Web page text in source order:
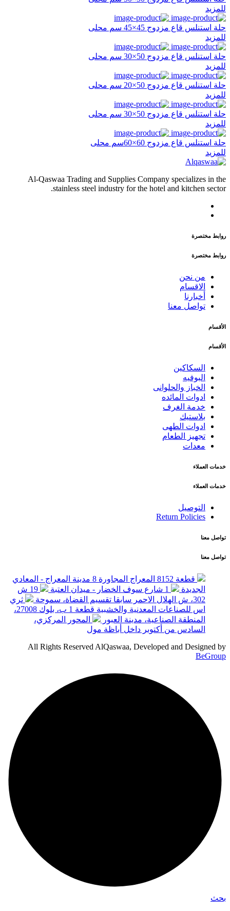
للمزيد
حلة استنلس قاع مزدوج 45×45 سم محلى
للمزيد
حلة استنلس قاع مزدوج 50×30 سم محلى
للمزيد
حلة استنلس قاع مزدوج 50×20 سم محلى
للمزيد
حلة استنلس قاع مزدوج 50×30 سم محلى
للمزيد
حلة استنلس قاع مزدوج 60×60سم محلى
للمزيد
Al-Qaswaa Trading and Supplies Company specializes in the
stainless steel industry for the hotel and kitchen sector.
روابط مختصرة
روابط مختصرة
من نحن
الاقسام
أخبارنا
تواصل معنا
الأقسام
الأقسام
السكاكين
البوفيه
الخباز والحلوانى
ادوات المائده
خدمة الغرف
بلاستيك
ادوات الطهى
تجهيز الطعام
معدات
خدمات العملاء
خدمات العملاء
التوصيل
Return Policies
تواصل معنا
تواصل معنا
قطعة 8152 المعراج المجاورة 8 مدينة المعراج - المعادي
الجديدة
19 ش
302، ش الهلال الاحمر سابقا تقسيم القضاة، سموحة
ثري
اس للصناعات المعدنية والخشبية قطعة 1 ب، بلوك 27008،
المنطقة الصناعية، مدينة العبور
المحور المركزي،
السادس من أكتوبر داخل أباظة مول
All Rights Reserved AlQaswaa, Developed and Designed by
BeGroup
بحث